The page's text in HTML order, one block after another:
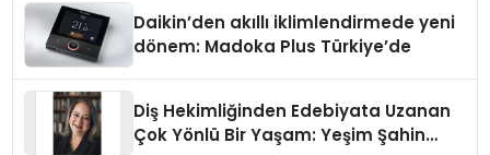
Daikin’den akıllı iklimlendirmede yeni
dönem: Madoka Plus Türkiye’de
Diş Hekimliğinden Edebiyata Uzanan
Çok Yönlü Bir Yaşam: Yeşim Şahin